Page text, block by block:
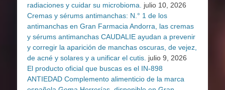
radiaciones y cuidar su microbioma.
julio 10, 2026
Cremas y sérums antimanchas: N.° 1 de los
antimanchas en Gran Farmacia Andorra, las cremas
y sérums antimanchas CAUDALIE ayudan a prevenir
y corregir la aparición de manchas oscuras, de vejez,
de acné y solares y a unificar el cutis. julio 9, 2026
El producto oficial que buscas es el IN-898
ANTIEDAD Complemento alimenticio de la marca